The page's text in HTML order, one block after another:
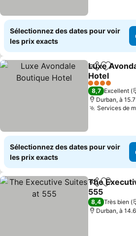
Sélectionnez des dates pour voir
les prix exacts
PartagerAjouter
Luxe
Hotel
4 Étoiles
8,7 Excellent
Durban, à
Services de
Sélectionnez des dates pour voir
les prix exacts
PartagerAjouter
The
555
8,4 Très bien
Durban, à